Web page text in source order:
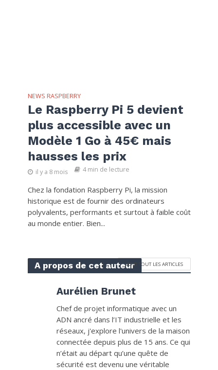
NEWS RASPBERRY
Le Raspberry Pi 5 devient
plus accessible avec un
Modèle 1 Go à 45€ mais
hausses les prix
il y a 8 mois 4 min de lecture
Chez la fondation Raspberry Pi, la mission
historique est de fournir des ordinateurs
polyvalents, performants et surtout à faible coût
au monde entier. Bien...
A propos de cet auteurVOIR TOUT LES ARTICLES
Aurélien Brunet
Chef de projet informatique avec un
ADN ancré dans l’IT industrielle et les
réseaux, j'explore l'univers de la maison
connectée depuis plus de 15 ans. Ce qui
n’était au départ qu’une quête de
sécurité est devenu une véritable